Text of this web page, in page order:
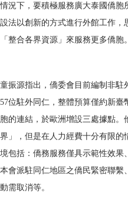
情況下，要積極服務廣大泰國僑
設法以創新的方式進行外館工作，
「整合各界資源」來服務更多僑胞。
童振源指出，僑委會目前編制非駐
57位駐外同仁，整體預算僅約新臺
胞的連結，於歐洲增設三處據點
界」，但是在人力經費十分有限的
境包括：僑務服務僅具示範性效
本會派駐同仁地區之僑民緊密聯
動需取消等。